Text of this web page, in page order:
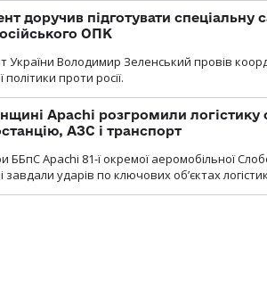
доручив підготувати спеціальну
ОПК
України Володимир Зеленський провів
політики проти росії.
Apachi розгромили логістику
АЗС і транспорт
ББпС Apachi 81-ї окремої аеромобільної
ударів по ключових об’єктах